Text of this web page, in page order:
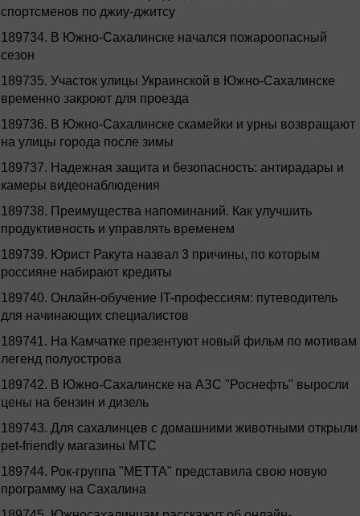
спортсменов по джиу-джитсу
189734. В Южно-Сахалинске начался пожароопасный
сезон
189735. Участок улицы Украинской в Южно-Сахалинске
временно закроют для проезда
189736. В Южно-Сахалинске скамейки и урны возвращают
на улицы города после зимы
189737. Надежная защита и безопасность: антирадары и
камеры видеонаблюдения
189738. Преимущества напоминаний. Как улучшить
продуктивность и управлять временем
189739. Юрист Ракута назвал 3 причины, по которым
россияне набирают кредиты
189740. Онлайн-обучение IT-профессиям: путеводитель
для начинающих специалистов
189741. На Камчатке презентуют новый фильм по мотивам
легенд полуострова
189742. В Южно-Сахалинске на АЗС "Роснефть" выросли
цены на бензин и дизель
189743. Для сахалинцев с домашними животными открыли
pet-friendly магазины МТС
189744. Рок-группа "МЕТТА" представила свою новую
программу на Сахалина